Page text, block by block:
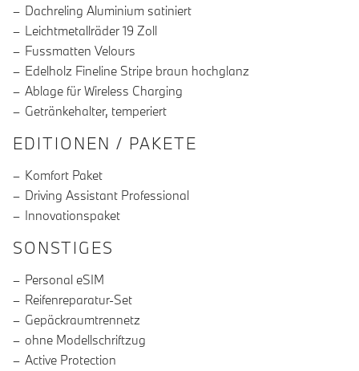
Dachreling Aluminium satiniert
Leichtmetallräder 19 Zoll
Fussmatten Velours
Edelholz Fineline Stripe braun hochglanz
Ablage für Wireless Charging
Getränkehalter, temperiert
EDITIONEN / PAKETE
Komfort Paket
Driving Assistant Professional
Innovationspaket
SONSTIGES
Personal eSIM
Reifenreparatur-Set
Gepäckraumtrennetz
ohne Modellschriftzug
Active Protection